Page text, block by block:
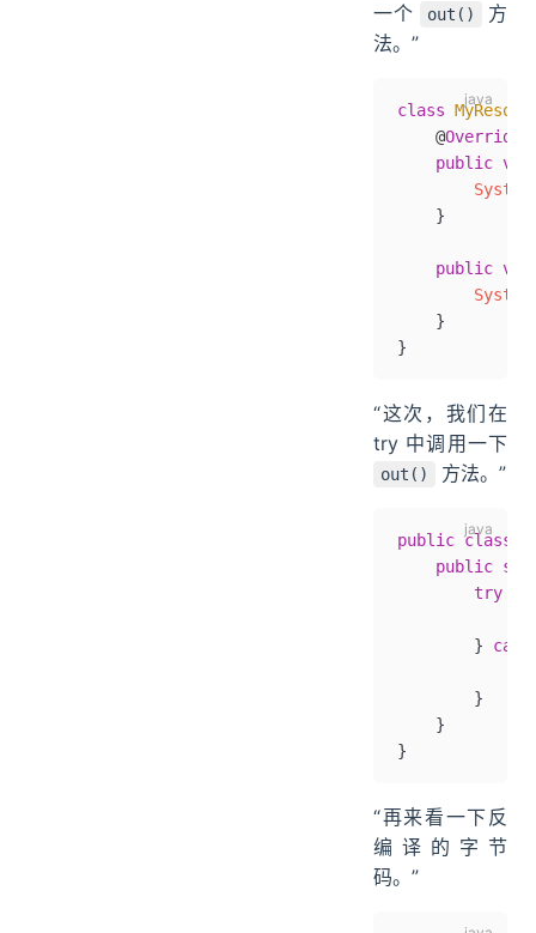
一个
out()
方
法。”
class
    @
Override
    public
        System
    }
    public
        System
    }
}
“这次，我们在
try 中调用一下
out() 方法。”
public class
    public
        try
        }
        }
    }
}
“再来看一下反
编译的字节
码。”